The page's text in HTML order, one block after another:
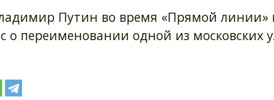
Путин во время «Прямой линии»
переименовании одной из московских